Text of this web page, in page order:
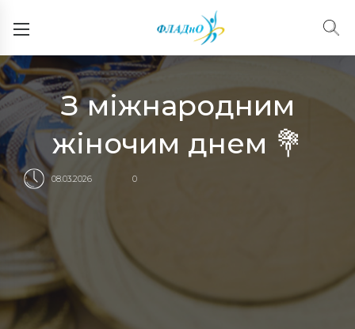
З міжнародним
жіночим днем 💐
08.03.2026 0